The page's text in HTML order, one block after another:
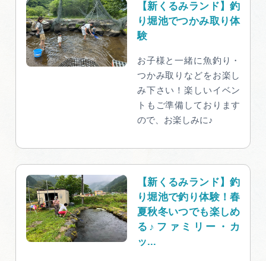
【新くるみランド】釣
り堀池でつかみ取り体
験
お子様と一緒に魚釣り・
つかみ取りなどをお楽し
み下さい！楽しいイベン
トもご準備しております
ので、お楽しみに♪
【新くるみランド】釣
り堀池で釣り体験！春
夏秋冬いつでも楽しめ
る♪ファミリー・カ
ッ...